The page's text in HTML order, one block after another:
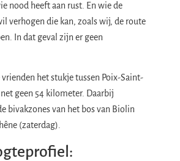
nood heeft aan rust. En wie de
verhogen die kan, zoals wij, de route
In dat geval zijn er geen
vrienden het stukje tussen Poix-Saint-
geen 54 kilometer. Daarbij
bivakzones van het bos van Biolin
(zaterdag).